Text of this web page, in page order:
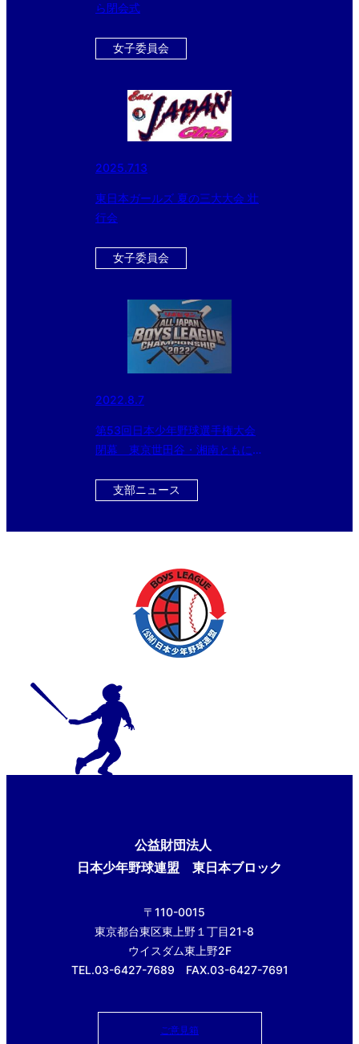
ら閉会式
女子委員会
2025.7.13
東日本ガールズ 夏の三大大会 壮
行会
女子委員会
2022.8.7
第53回日本少年野球選手権大会
閉幕 東京世田谷・湘南ともに連
支部ニュース
公益財団法人
日本少年野球連盟 東日本ブロック
〒110-0015
東京都台東区東上野１丁目21-8
ウイスダム東上野2F
TEL.03-6427-7689 FAX.03-6427-7691
ご意見箱